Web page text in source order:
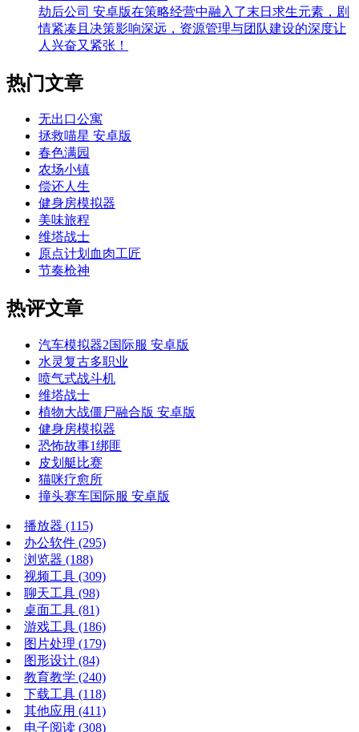
劫后公司 安卓版在策略经营中融入了末日求生元素，剧
情紧凑且决策影响深远，资源管理与团队建设的深度让
人兴奋又紧张！
热门文章
无出口公寓
拯救喵星 安卓版
春色满园
农场小镇
偿还人生
健身房模拟器
美味旅程
维塔战士
原点计划血肉工匠
节奏枪神
热评文章
汽车模拟器2国际服 安卓版
水灵复古多职业
喷气式战斗机
维塔战士
植物大战僵尸融合版 安卓版
健身房模拟器
恐怖故事1绑匪
皮划艇比赛
猫咪疗愈所
撞头赛车国际服 安卓版
播放器 (115)
办公软件 (295)
浏览器 (188)
视频工具 (309)
聊天工具 (98)
桌面工具 (81)
游戏工具 (186)
图片处理 (179)
图形设计 (84)
教育教学 (240)
下载工具 (118)
其他应用 (411)
电子阅读 (308)